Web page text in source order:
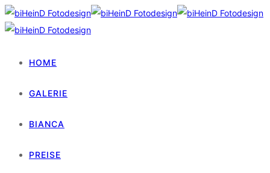
HOME
GALERIE
BIANCA
PREISE